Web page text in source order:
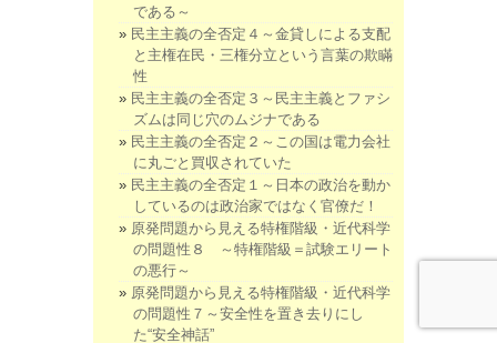
である～
民主主義の全否定４～金貸しによる支配
と主権在民・三権分立という言葉の欺瞞
性
民主主義の全否定３～民主主義とファシ
ズムは同じ穴のムジナである
民主主義の全否定２～この国は電力会社
に丸ごと買収されていた
民主主義の全否定１～日本の政治を動か
しているのは政治家ではなく官僚だ！
原発問題から見える特権階級・近代科学
の問題性８ ～特権階級＝試験エリート
の悪行～
原発問題から見える特権階級・近代科学
の問題性７～安全性を置き去りにし
た“安全神話”